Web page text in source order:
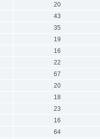
20
43
35
19
16
22
67
20
18
23
16
64